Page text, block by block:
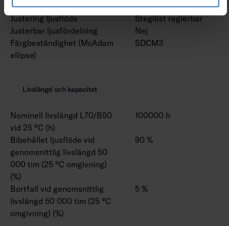
Färg på ljus justerbar
Nej
Justering ljusflöde
Steglöst reglerbar
Justerbar ljusfördelning
Nej
Färgbeständighet (McAdam
ellipse)
SDCM3
Livslängd och kapacitet
Nominell livslängd L70/B50
vid 25 °C (h)
100000 h
Bibehållet ljusflöde vid
genomsnittlig livslängd 50
000 tim (25 °C omgivning)
(%)
90 %
Bortfall vid genomsnittlig
livslängd 50 000 tim (25 °C
omgivning) (%)
5 %